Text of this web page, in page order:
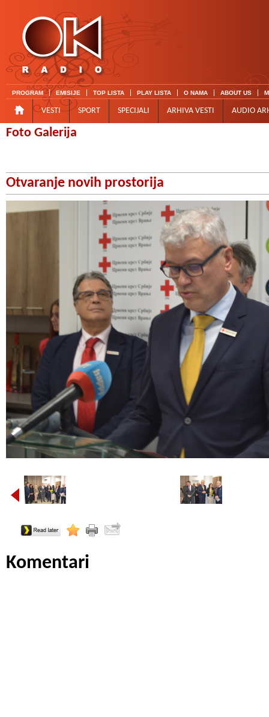
PROGRAM EMISIJE TOP LISTA PLAY LISTA O NAMA ABOUT US
VESTI SPORT SPECIJALI ARHIVA VESTI AUDIO
Foto Galerija
Otvaranje novih prostorija
Komentari